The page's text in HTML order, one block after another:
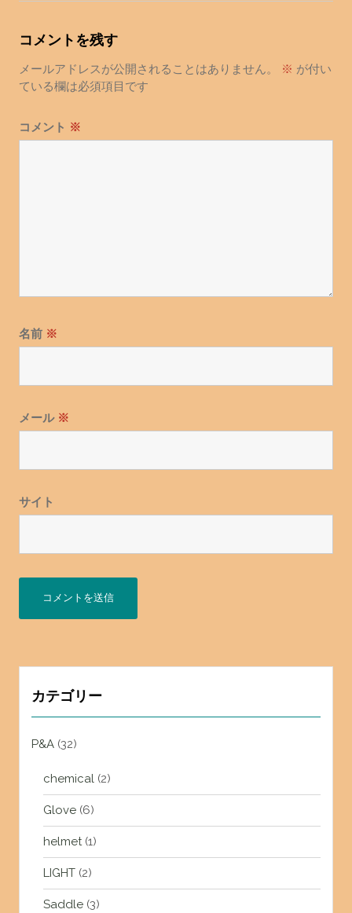
シ
ョ
ン
コメントを残す
メールアドレスが公開されることはありません。 ※ が付い
ている欄は必須項目です
コメント ※
名前 ※
メール ※
サイト
カテゴリー
P&A(32)
chemical(2)
Glove(6)
helmet(1)
LIGHT(2)
Saddle(3)